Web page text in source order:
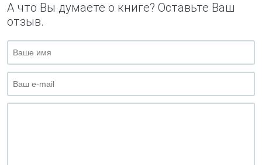
А что Вы думаете о книге? Оставьте Ваш
отзыв.